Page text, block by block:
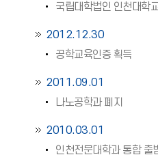
국립대학법인 인천대학
2012.12.30
공학교육인증 획득
2011.09.01
나노공학과 폐지
2010.03.01
인천전문대학과 통합 출